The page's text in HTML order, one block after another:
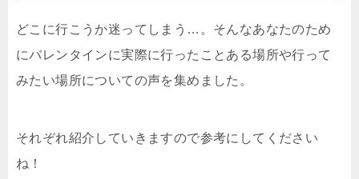
どこに行こうか迷ってしまう…。そんなあなたのため
にバレンタインに実際に行ったことある場所や行って
みたい場所についての声を集めました。
それぞれ紹介していきますので参考にしてください
ね！